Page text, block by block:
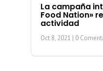
La campaña
Food Nation»
actividad
Oct 8, 2021 | 0